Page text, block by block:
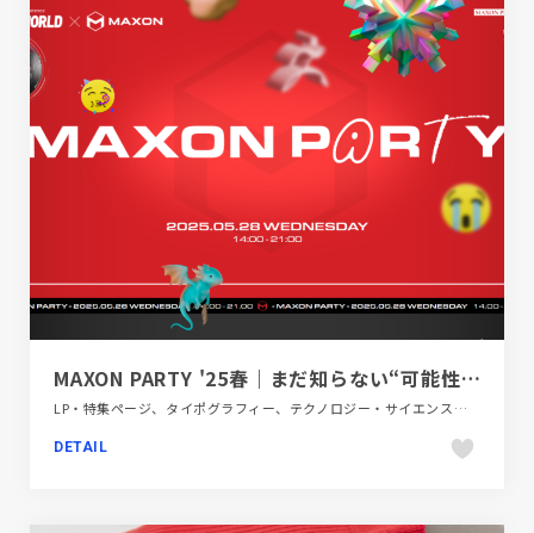
MAXON PARTY '25春｜まだ知らない“可能性”に出会いに行こう。
LP・特集ページ、タイポグラフィー、テクノロジー・サイエンス、ポップ、モーション多め、レッド系
DETAIL